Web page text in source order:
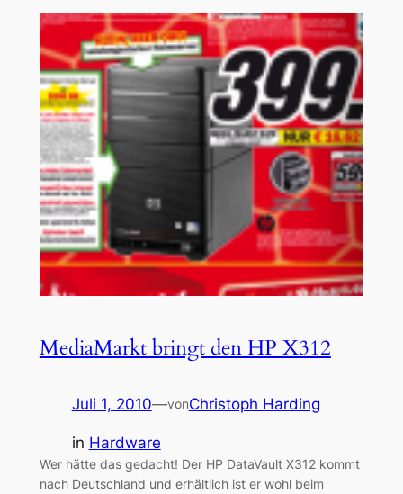
MediaMarkt bringt den HP X312
Juli 1, 2010—vonChristoph Harding
in Hardware
Wer hätte das gedacht! Der HP DataVault X312 kommt
nach Deutschland und erhältlich ist er wohl beim